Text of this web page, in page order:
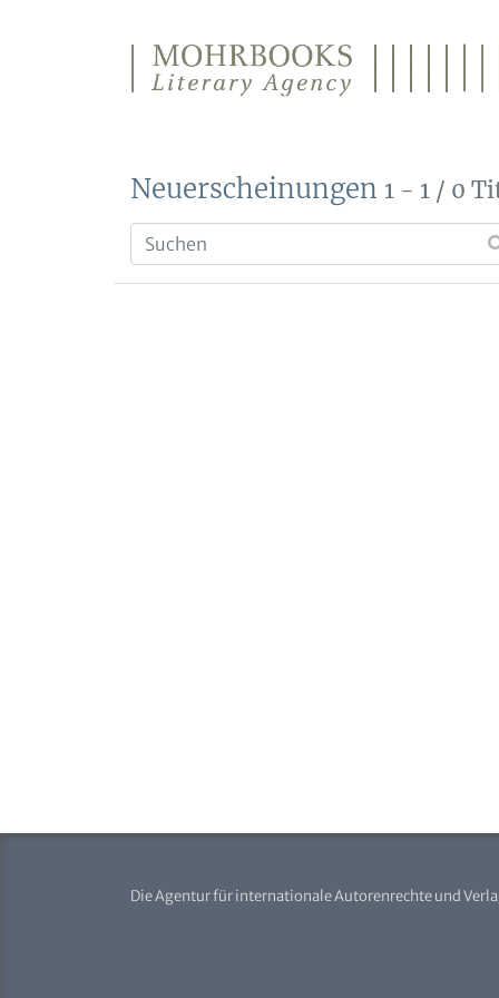
Neuerscheinungen 1 - 1 / 0
Die Agentur für internationale Autorenrechte und